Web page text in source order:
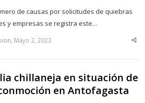
de causas por solicitudes de quiebras
y empresas se registra este…
Mayo 2, 2023
chillaneja en situación de
en Antofagasta